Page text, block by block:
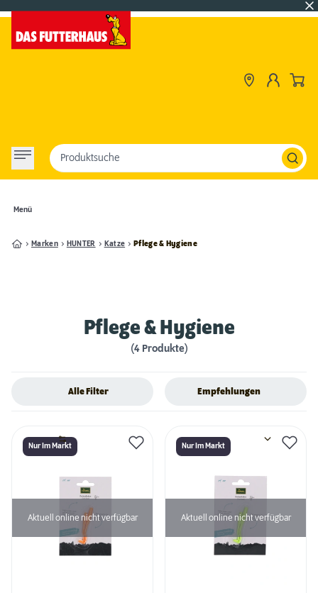
Menü
Produktsuche
Marken HUNTER Katze Pflege & Hygiene
Pflege & Hygiene
(4 Produkte)
Alle Filter Empfehlungen
Nur Im Markt
Aktuell online nicht verfügbar
Nur Im Markt
Aktuell online nicht verfügbar